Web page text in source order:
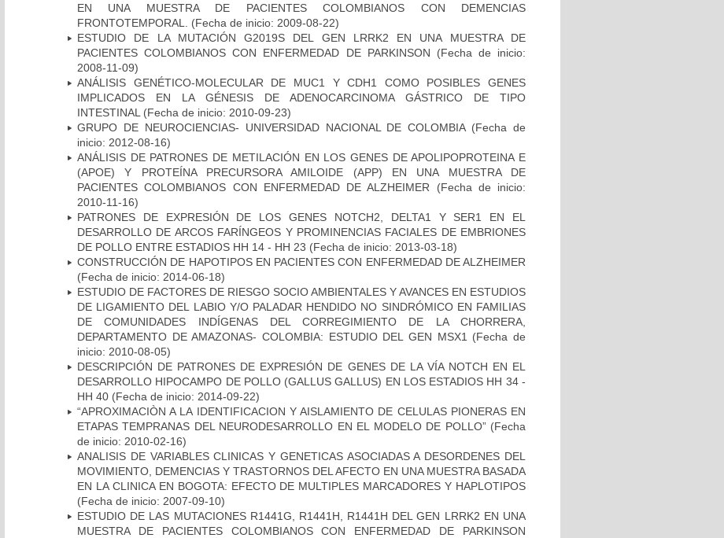
EN UNA MUESTRA DE PACIENTES COLOMBIANOS CON DEMENCIAS
FRONTOTEMPORAL.
(Fecha de inicio: 2009-08-22)
ESTUDIO DE LA MUTACIÓN G2019S DEL GEN LRRK2 EN UNA MUESTRA DE
PACIENTES COLOMBIANOS CON ENFERMEDAD DE PARKINSON (Fecha de inicio:
2008-11-09)
ANÁLISIS GENÉTICO-MOLECULAR DE MUC1 Y CDH1 COMO POSIBLES GENES
IMPLICADOS EN LA GÉNESIS DE ADENOCARCINOMA GÁSTRICO DE TIPO
INTESTINAL (Fecha de inicio: 2010-09-23)
GRUPO DE NEUROCIENCIAS- UNIVERSIDAD NACIONAL DE COLOMBIA(Fecha de
inicio: 2012-08-16)
ANÁLISIS DE PATRONES DE METILACIÓN EN LOS GENES DE APOLIPOPROTEINA E
(APOE) Y PROTEÍNA PRECURSORA AMILOIDE (APP) EN UNA MUESTRA DE
PACIENTES COLOMBIANOS CON ENFERMEDAD DE ALZHEIMER (Fecha de inicio:
2010-11-16)
PATRONES DE EXPRESIÓN DE LOS GENES NOTCH2, DELTA1 Y SER1 EN EL
DESARROLLO DE ARCOS FARÍNGEOS Y PROMINENCIAS FACIALES DE EMBRIONES
DE POLLO ENTRE ESTADIOS HH 14 - HH 23 (Fecha de inicio: 2013-03-18)
CONSTRUCCIÓN DE HAPOTIPOS EN PACIENTES CON ENFERMEDAD DE ALZHEIMER
(Fecha de inicio: 2014-06-18)
ESTUDIO DE FACTORES DE RIESGO SOCIO AMBIENTALES Y AVANCES EN ESTUDIOS
DE LIGAMIENTO DEL LABIO Y/O PALADAR HENDIDO NO SINDRÓMICO EN FAMILIAS
DE COMUNIDADES INDÍGENAS DEL CORREGIMIENTO DE LA CHORRERA,
DEPARTAMENTO DE AMAZONAS- COLOMBIA: ESTUDIO DEL GEN MSX1
(Fecha de
inicio: 2010-08-05)
DESCRIPCIÓN DE PATRONES DE EXPRESIÓN DE GENES DE LA VÍA NOTCH EN EL
DESARROLLO HIPOCAMPO DE POLLO (GALLUS GALLUS) EN LOS ESTADIOS HH 34 -
HH 40 (Fecha de inicio: 2014-09-22)
“APROXIMACIÒN A LA IDENTIFICACION Y AISLAMIENTO DE CELULAS PIONERAS EN
ETAPAS TEMPRANAS DEL NEURODESARROLLO EN EL MODELO DE POLLO”(Fecha
de inicio: 2010-02-16)
ANALISIS DE VARIABLES CLINICAS Y GENETICAS ASOCIADAS A DESORDENES DEL
MOVIMIENTO, DEMENCIAS Y TRASTORNOS DEL AFECTO EN UNA MUESTRA BASADA
EN LA CLINICA EN BOGOTA: EFECTO DE MULTIPLES MARCADORES Y HAPLOTIPOS
(Fecha de inicio: 2007-09-10)
ESTUDIO DE LAS MUTACIONES R1441G, R1441H, R1441H DEL GEN LRRK2 EN UNA
MUESTRA DE PACIENTES COLOMBIANOS CON ENFERMEDAD DE PARKINSON